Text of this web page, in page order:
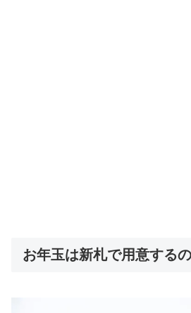
お年玉は新札で用意する